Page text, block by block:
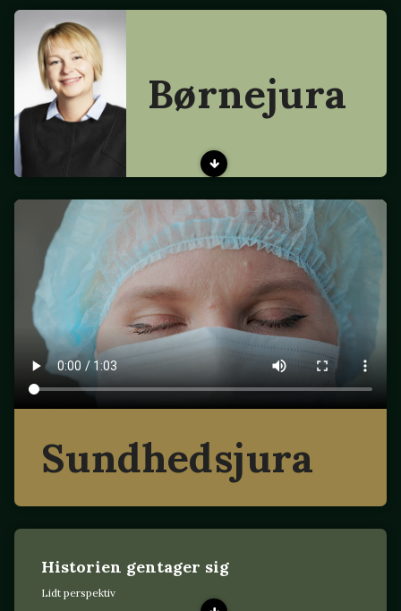
Børnejura
Sundhedsjura
Historien gentager sig
Lidt perspektiv